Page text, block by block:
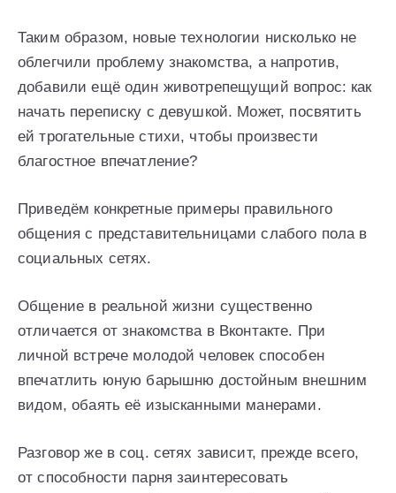
Таким образом, новые технологии нисколько не
облегчили проблему знакомства, а напротив,
добавили ещё один животрепещущий вопрос: как
начать переписку с девушкой. Может, посвятить
ей трогательные стихи, чтобы произвести
благостное впечатление?
Приведём конкретные примеры правильного
общения с представительницами слабого пола в
социальных сетях.
Общение в реальной жизни существенно
отличается от знакомства в Вконтакте. При
личной встрече молодой человек способен
впечатлить юную барышню достойным внешним
видом, обаять её изысканными манерами.
Разговор же в соц. сетях зависит, прежде всего,
от способности парня заинтересовать